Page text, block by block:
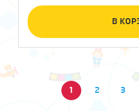
В
1 2 3